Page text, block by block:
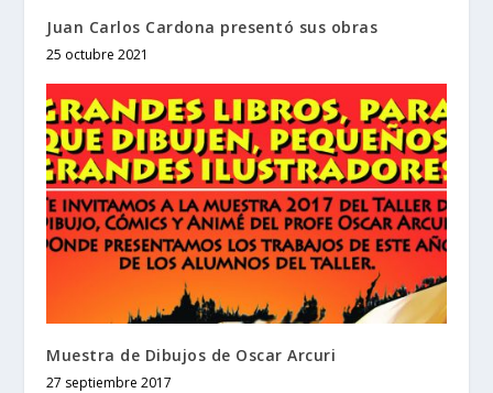
Juan Carlos Cardona presentó sus obras
25 octubre 2021
Muestra de Dibujos de Oscar Arcuri
27 septiembre 2017